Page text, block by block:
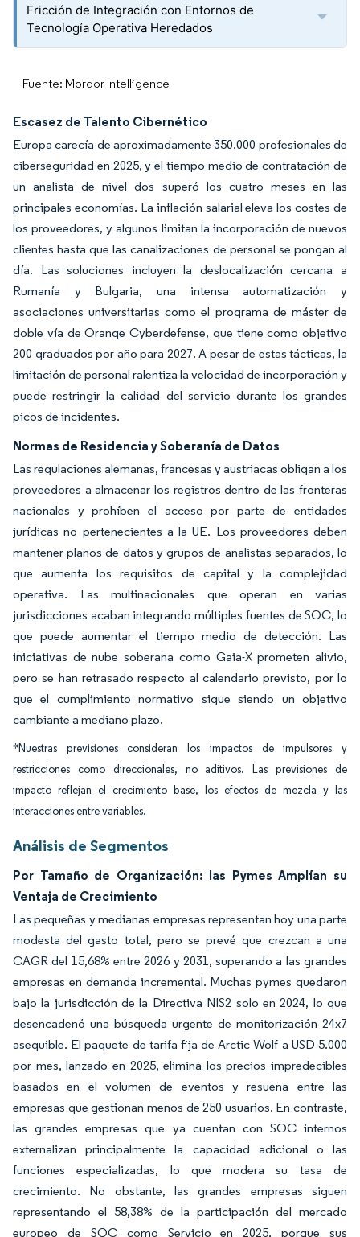
Fricción de Integración con Entornos de
Tecnología Operativa Heredados
Fuente: Mordor Intelligence
Escasez de Talento Cibernético
Europa carecía de aproximadamente 350.000 profesionales de
ciberseguridad en 2025, y el tiempo medio de contratación de
un analista de nivel dos superó los cuatro meses en las
principales economías. La inflación salarial eleva los costes de
los proveedores, y algunos limitan la incorporación de nuevos
clientes hasta que las canalizaciones de personal se pongan al
día. Las soluciones incluyen la deslocalización cercana a
Rumanía y Bulgaria, una intensa automatización y
asociaciones universitarias como el programa de máster de
doble vía de Orange Cyberdefense, que tiene como objetivo
200 graduados por año para 2027. A pesar de estas tácticas, la
limitación de personal ralentiza la velocidad de incorporación y
puede restringir la calidad del servicio durante los grandes
picos de incidentes.
Normas de Residencia y Soberanía de Datos
Las regulaciones alemanas, francesas y austriacas obligan a los
proveedores a almacenar los registros dentro de las fronteras
nacionales y prohíben el acceso por parte de entidades
jurídicas no pertenecientes a la UE. Los proveedores deben
mantener planos de datos y grupos de analistas separados, lo
que aumenta los requisitos de capital y la complejidad
operativa. Las multinacionales que operan en varias
jurisdicciones acaban integrando múltiples fuentes de SOC, lo
que puede aumentar el tiempo medio de detección. Las
iniciativas de nube soberana como Gaia-X prometen alivio,
pero se han retrasado respecto al calendario previsto, por lo
que el cumplimiento normativo sigue siendo un objetivo
cambiante a mediano plazo.
*Nuestras previsiones consideran los impactos de impulsores y
restricciones como direccionales, no aditivos. Las previsiones de
impacto reflejan el crecimiento base, los efectos de mezcla y las
interacciones entre variables.
Análisis de Segmentos
Por Tamaño de Organización: las Pymes Amplían su
Ventaja de Crecimiento
Las pequeñas y medianas empresas representan hoy una parte
modesta del gasto total, pero se prevé que crezcan a una
CAGR del 15,68% entre 2026 y 2031, superando a las grandes
empresas en demanda incremental. Muchas pymes quedaron
bajo la jurisdicción de la Directiva NIS2 solo en 2024, lo que
desencadenó una búsqueda urgente de monitorización 24x7
asequible. El paquete de tarifa fija de Arctic Wolf a USD 5.000
por mes, lanzado en 2025, elimina los precios impredecibles
basados en el volumen de eventos y resuena entre las
empresas que gestionan menos de 250 usuarios. En contraste,
las grandes empresas que ya cuentan con SOC internos
externalizan principalmente la capacidad adicional o las
funciones especializadas, lo que modera su tasa de
crecimiento. No obstante, las grandes empresas siguen
representando el 58,38% de la participación del mercado
europeo de SOC como Servicio en 2025, porque sus